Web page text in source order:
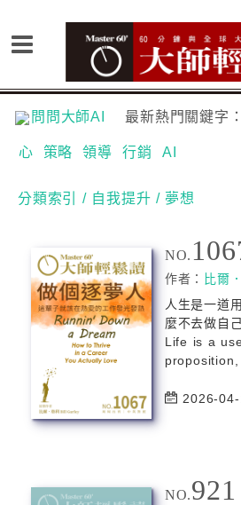
問問大師AI 最新熱門關鍵字
心 策略 領導 行銷 AI
分類索引 / 自我提升 / 夢想
NO.
作者：
比爾
人生是一道
麼不去做自
Life is a
2026-
NO.921